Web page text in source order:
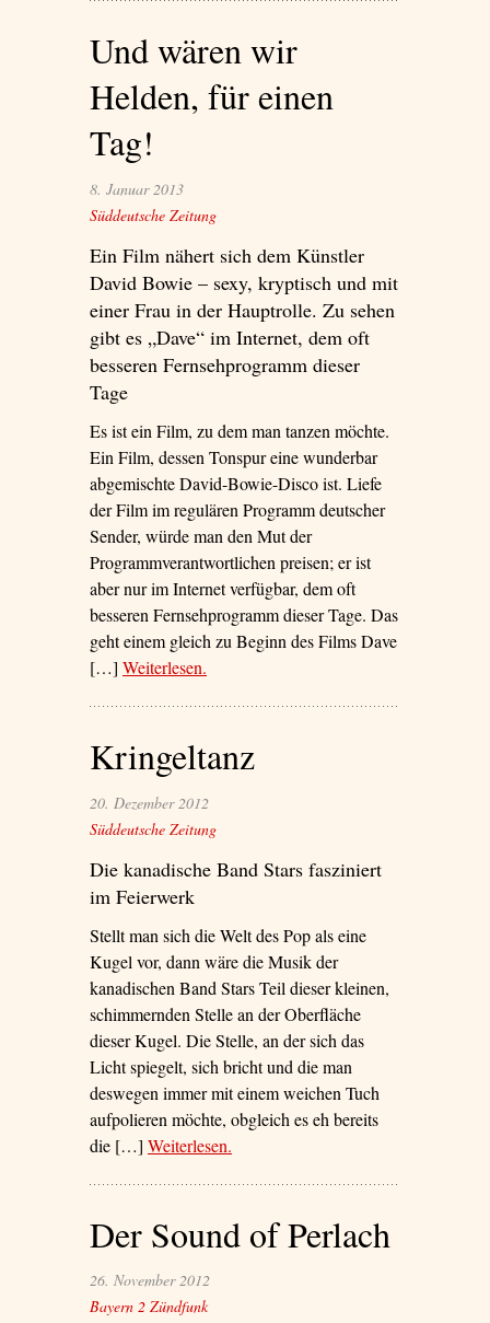
Und wären wir
Helden, für einen
Tag!
8. Januar 2013
Süddeutsche Zeitung
Ein Film nähert sich dem Künstler
David Bowie – sexy, kryptisch und mit
einer Frau in der Hauptrolle. Zu sehen
gibt es „Dave“ im Internet, dem oft
besseren Fernsehprogramm dieser
Tage
Es ist ein Film, zu dem man tanzen möchte.
Ein Film, dessen Tonspur eine wunderbar
abgemischte David-Bowie-Disco ist. Liefe
der Film im regulären Programm deutscher
Sender, würde man den Mut der
Programmverantwortlichen preisen; er ist
aber nur im Internet verfügbar, dem oft
besseren Fernsehprogramm dieser Tage. Das
geht einem gleich zu Beginn des Films Dave
[…] Weiterlesen– ‘Und wären wir Helden, für einen
.
Kringeltanz
20. Dezember 2012
Süddeutsche Zeitung
Die kanadische Band Stars fasziniert
im Feierwerk
Stellt man sich die Welt des Pop als eine
Kugel vor, dann wäre die Musik der
kanadischen Band Stars Teil dieser kleinen,
schimmernden Stelle an der Oberfläche
dieser Kugel. Die Stelle, an der sich das
Licht spiegelt, sich bricht und die man
deswegen immer mit einem weichen Tuch
aufpolieren möchte, obgleich es eh bereits
die […] Weiterlesen– ‘Kringeltanz’
.
Der Sound of Perlach
26. November 2012
Bayern 2 Zündfunk